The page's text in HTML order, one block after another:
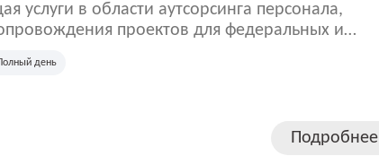
услуги в области аутсорсинга персонала,
проектов для федеральных и
и Беларуси, сотрудничая с компаниями из
день
Подробнее